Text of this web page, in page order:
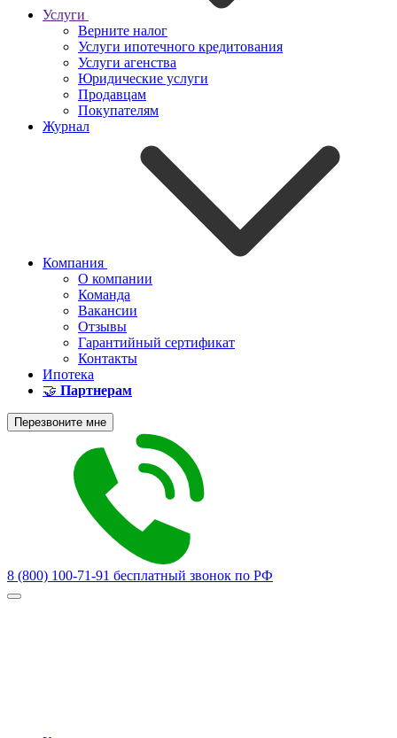
Услуги
Верните налог
Услуги ипотечного кредитования
Услуги агенства
Юридические услуги
Продавцам
Покупателям
Журнал
Компания
О компании
Команда
Вакансии
Отзывы
Гарантийный сертификат
Контакты
Ипотека
🤝 Партнерам
Перезвоните мне
8 (800) 100-71-91 бесплатный звонок по РФ